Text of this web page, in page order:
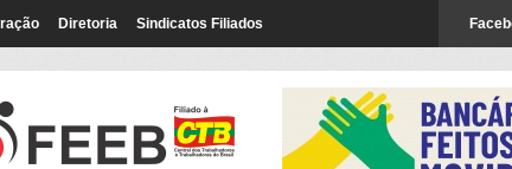
Diretoria Sindicatos Filiados